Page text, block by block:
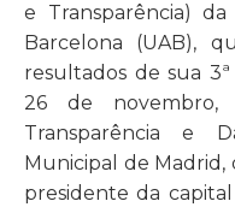
e Transparência)
Barcelona (UAB),
resultados de sua
26 de novembro,
Transparência e
Municipal de Madrid,
presidente da